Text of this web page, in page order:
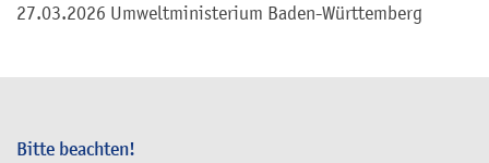
Bitte beachten!
27.03.2026 Umweltministerium Baden-Württemberg